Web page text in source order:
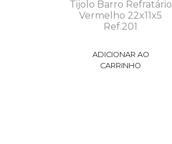
Tijolo Barro Refratário
Vermelho 22x11x5
Ref.201
ADICIONAR AO
CARRINHO